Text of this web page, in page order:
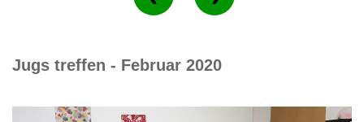
Jugs treffen - Februar 2020